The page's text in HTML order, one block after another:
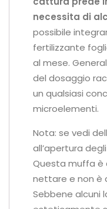
necessita di
possibile
fertilizzante
al mese.
del dosaggio
un qualsiasi
microelementi.
Nota: se vedi
all’apertura
Questa muffa è
nettare e non è
Sebbene alcuni